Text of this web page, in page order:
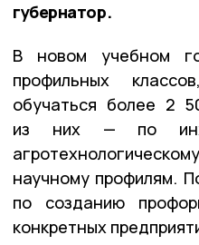
губернатор.
В новом учебном
профильных
обучаться более 2
из них — по
научному профилям.
по созданию
конкретных